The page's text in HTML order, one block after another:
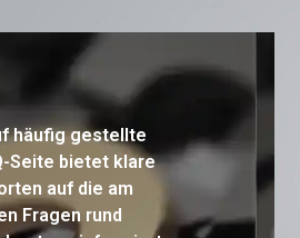
häufig gestellte
Seite bietet klare
auf die am
Fragen rund